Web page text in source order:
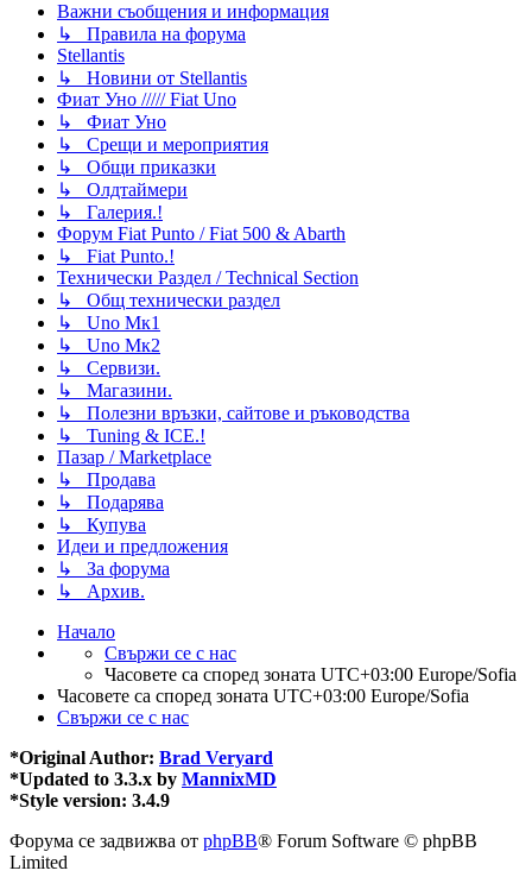
Важни съобщения и информация
↳ Правила на форума
Stellantis
↳ Новини от Stellantis
Фиат Уно ///// Fiat Uno
↳ Фиат Уно
↳ Срещи и мероприятия
↳ Общи приказки
↳ Олдтаймери
↳ Галерия.!
Форум Fiat Punto / Fiat 500 & Abarth
↳ Fiat Punto.!
Технически Раздел / Technical Section
↳ Общ технически раздел
↳ Uno Мк1
↳ Uno Мк2
↳ Сервизи.
↳ Магазини.
↳ Полезни връзки, сайтове и ръководства
↳ Tuning & ICE.!
Пазар / Marketplace
↳ Продава
↳ Подарява
↳ Купува
Идеи и предложения
↳ За форума
↳ Архив.
Начало
Свържи се с нас
Часовете са според зоната UTC+03:00 Europe/Sofia
Часовете са според зоната UTC+03:00 Europe/Sofia
Свържи се с нас
*Original Author: Brad Veryard
*Updated to 3.3.x by MannixMD
*Style version: 3.4.9
Форума се задвижва от phpBB® Forum Software © phpBB
Limited